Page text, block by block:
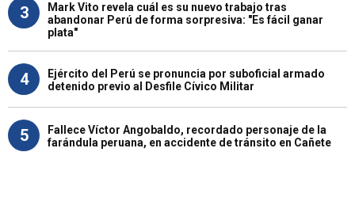
3
Mark Vito revela cuál es su nuevo trabajo tras
abandonar Perú de forma sorpresiva: "Es fácil ganar
plata"
4
Ejército del Perú se pronuncia por suboficial armado
detenido previo al Desfile Cívico Militar
5
Fallece Víctor Angobaldo, recordado personaje de la
farándula peruana, en accidente de tránsito en Cañete